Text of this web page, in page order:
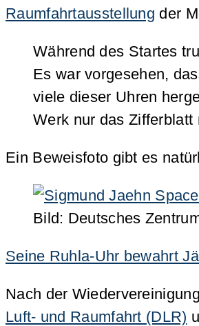
Raumfahrtausstellung der
Während des Startes
Es war vorgesehen,
viele dieser Uhren
Werk nur das
Ein Beweisfoto gibt es
Bild: Deutsches
Seine Ruhla-Uhr bewahrt
Nach der
Luft- und Raumfahrt (DLR)